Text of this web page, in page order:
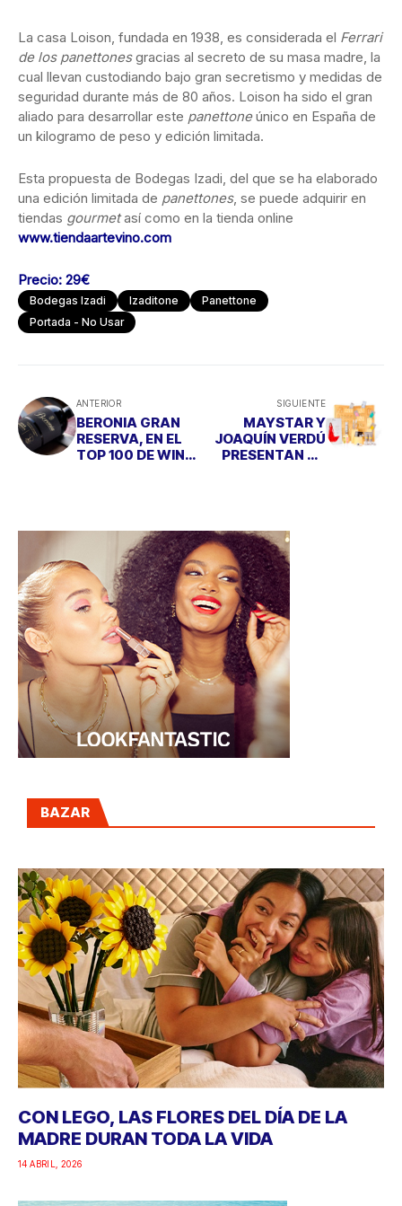
La casa Loison, fundada en 1938, es considerada el Ferrari
de los panettonesgracias al secreto de su masa madre, la
cual llevan custodiando bajo gran secretismo y medidas de
seguridad durante más de 80 años. Loison ha sido el gran
aliado para desarrollar este panettoneúnico en España de
un kilogramo de peso y edición limitada.
Esta propuesta de Bodegas Izadi, del que se ha elaborado
una edición limitada de panettones, se puede adquirir en
tiendas gourmetasí como en la tienda online
www.tiendaartevino.com
Precio: 29€
Bodegas Izadi Izaditone
Panettone
Portada - No Usar
ANTERIOR
BERONIA GRAN
RESERVA, EN EL
TOP 100 DE WINE
SIGUIENTE
MAYSTAR Y
JOAQUÍN VERDÚ
PRESENTAN SU
BAZAR
CON LEGO, LAS FLORES DEL DÍA DE LA
MADRE DURAN TODA LA VIDA
14 ABRIL, 2026